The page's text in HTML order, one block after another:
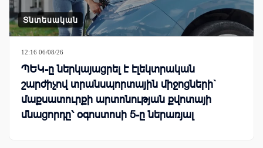
Տնտեսական
12:16 06/08/26
ՊԵԿ-ը ներկայացրել է էլեկտրական
շարժիչով տրանսպորտային միջոցների`
մաքսատուրքի արտոնության քվոտայի
մնացորդը՝ օգոստոսի 5-ը ներառյալ